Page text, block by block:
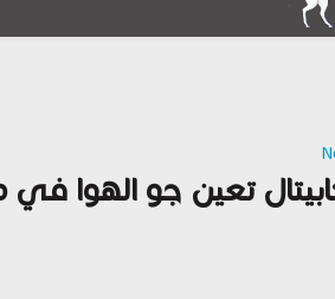
تعين جو الهوا